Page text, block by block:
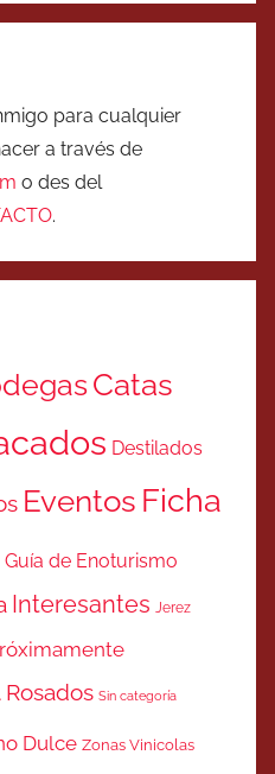
para cualquier
a través de
o des del
.
Catas
Destilados
Eventos Ficha
Guía de Enoturismo
Interesantes Jerez
Rosados Sin categoría
Dulce Zonas Vinicolas